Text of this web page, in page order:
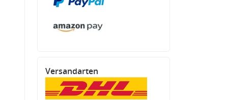
Versandarten